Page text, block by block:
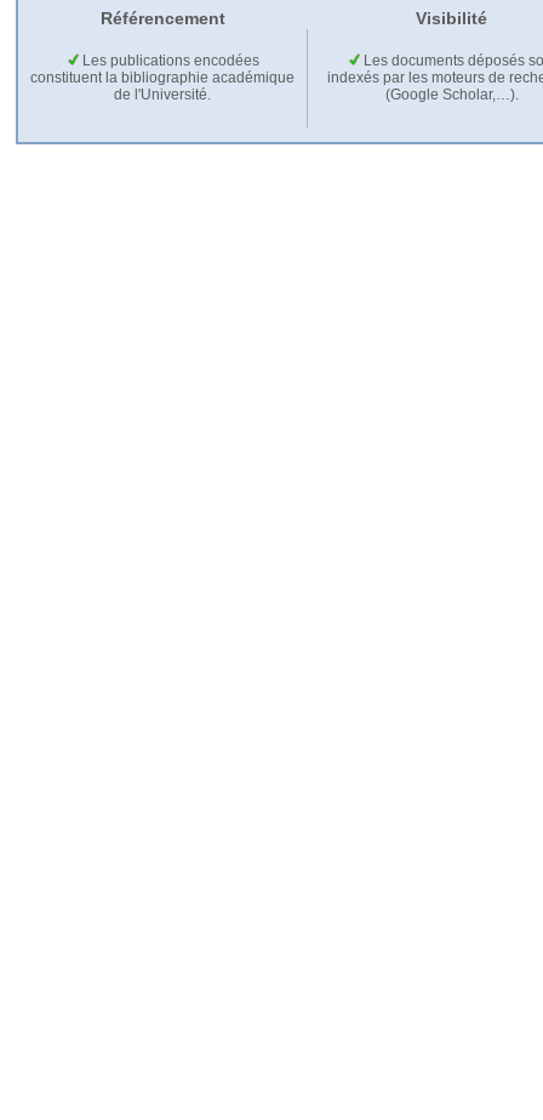
Référencement Visibilité
Les publications encodées
constituent la bibliographie académique
de l'Université.
Les documents déposés
indexés par les moteurs de
(Google Scholar,…).